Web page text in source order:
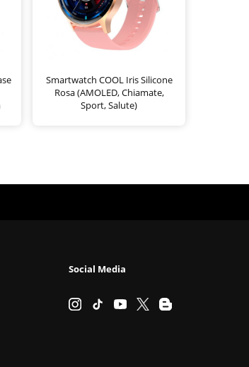
Smartwatch COOL Iris Silicone
Rosa (AMOLED, Chiamate,
Sport, Salute)
Social Media